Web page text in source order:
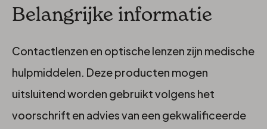
Belangrijke informatie
Contactlenzen en optische lenzen zijn medische
hulpmiddelen. Deze producten mogen
uitsluitend worden gebruikt volgens het
voorschrift en advies van een gekwalificeerde